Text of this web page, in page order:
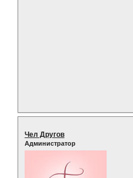
Чел Другов
Администратор